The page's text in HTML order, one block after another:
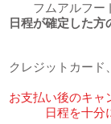
フムアルフー
日程が確定した
クレジットカード
お支払い後のキャ
日程を十分